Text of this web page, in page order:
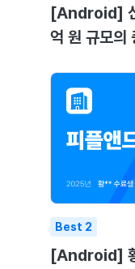
[Android]
억 원 규모의
Best 2
[Android]